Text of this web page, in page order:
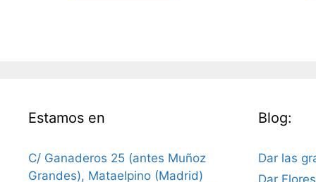
Estamos en
C/ Ganaderos 25 (antes Muñoz
Grandes), Mataelpino (Madrid)
Blog:
Dar las
Dar